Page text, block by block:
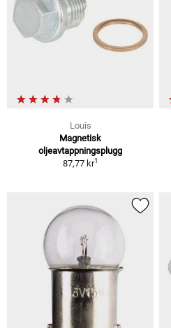
Louis
Magnetisk
oljeavtappningsplugg
87,77 kr1